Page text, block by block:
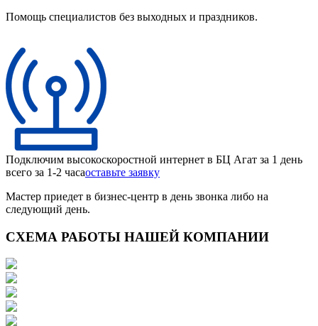
Помощь специалистов без выходных и праздников.
Подключим высокоскоростной интернет в БЦ Агат за 1 день
всего за 1-2 часаоставьте заявку
Мастер приедет в бизнес-центр в день звонка либо на
следующий день.
СХЕМА РАБОТЫ НАШЕЙ КОМПАНИИ